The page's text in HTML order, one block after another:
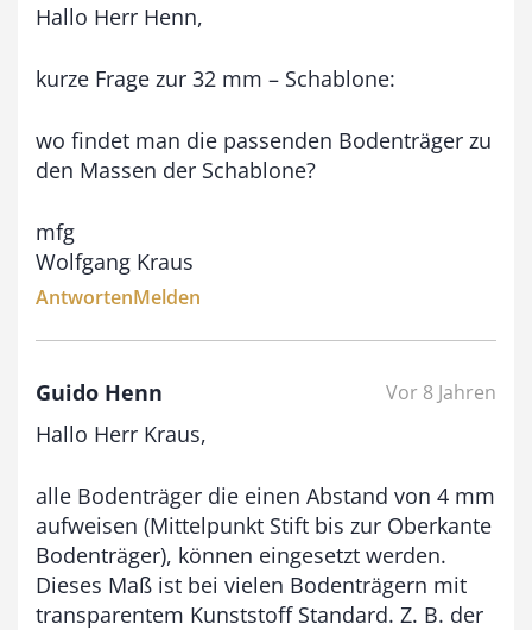
Hallo Herr Henn,
kurze Frage zur 32 mm – Schablone:
wo findet man die passenden Bodenträger zu
den Massen der Schablone?
mfg
Wolfgang Kraus
AntwortenMelden
Guido Henn Vor 8 Jahren
Hallo Herr Kraus,
alle Bodenträger die einen Abstand von 4 mm
aufweisen (Mittelpunkt Stift bis zur Oberkante
Bodenträger), können eingesetzt werden.
Dieses Maß ist bei vielen Bodenträgern mit
transparentem Kunststoff Standard. Z. B. der